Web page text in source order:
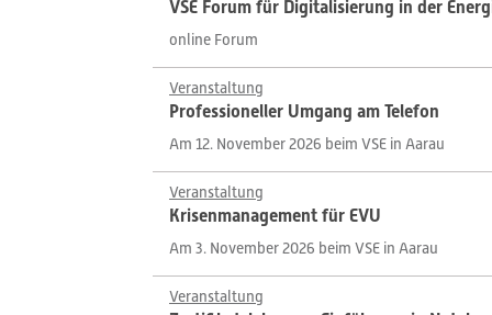
VSE Forum für Digitalisierung in der
online Forum
Veranstaltung
Professioneller Umgang am Telefon
Am 12. November 2026 beim VSE in Aarau
Veranstaltung
Krisenmanagement für EVU
Am 3. November 2026 beim VSE in Aarau
Veranstaltung